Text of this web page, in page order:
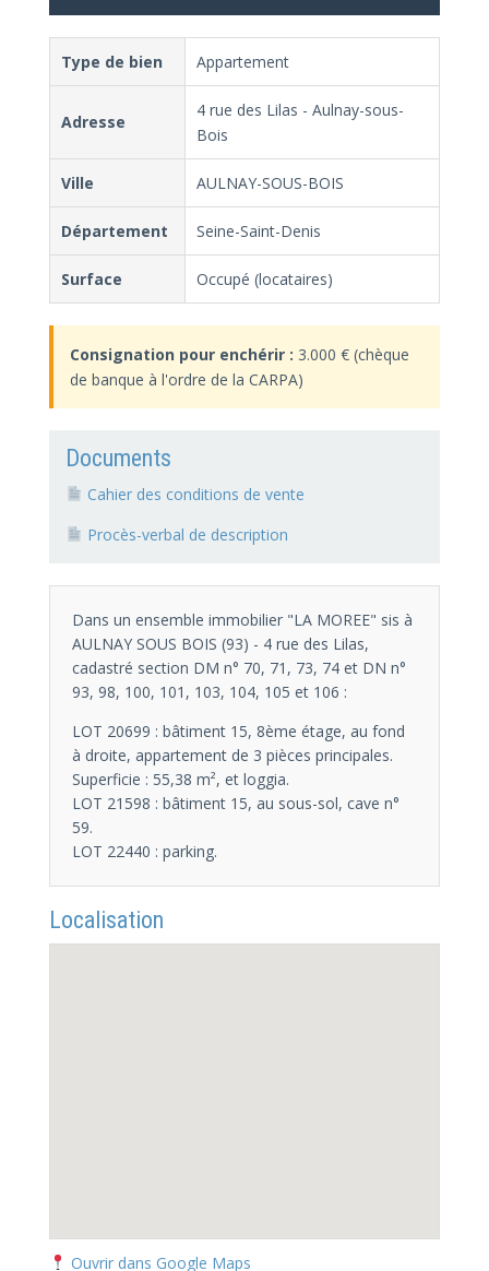
Type de bien Appartement
Adresse
4 rue des Lilas - Aulnay-sous-
Bois
Ville AULNAY-SOUS-BOIS
Département Seine-Saint-Denis
Surface Occupé (locataires)
Consignation pour enchérir : 3.000 € (chèque
de banque à l'ordre de la CARPA)
Documents
Cahier des conditions de vente
Procès-verbal de description
Dans un ensemble immobilier "LA MOREE" sis à
AULNAY SOUS BOIS (93) - 4 rue des Lilas,
cadastré section DM n° 70, 71, 73, 74 et DN n°
93, 98, 100, 101, 103, 104, 105 et 106 :
LOT 20699 : bâtiment 15, 8ème étage, au fond
à droite, appartement de 3 pièces principales.
Superficie : 55,38 m², et loggia.
LOT 21598 : bâtiment 15, au sous-sol, cave n°
59.
LOT 22440 : parking.
Localisation
Ouvrir dans Google Maps